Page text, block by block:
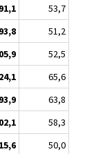
91,1
53,7
93,8
51,2
52,5
65,6
93,9
63,8
58,3
50,0